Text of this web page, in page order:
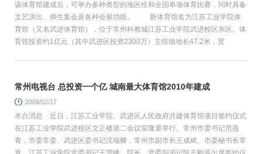
该体育馆建成后，可举办多种类型的地区性和全国单项体育比赛，同时具备
文艺演出、师生集会及各种会展功能。 新体育馆名为江苏工业学院体
育馆（又名武进体育馆），位于常州科教城江苏工业学院武进校区东区。体
育馆投资约1亿元（其中武进区投资2300万）主馆场地长47.2米，宽
常州电视台 总投资一个亿 城南最大体育馆2010年建成
2009/02/17
本台消息 近日，江苏工业学院、武进区人民政府共建体育馆项目签约仪式
在江苏工业学院武进校区文正楼第二会议室隆重举行。常州市委书记范燕
青，市委常委、武进区委书记沈瑞卿，常州市副市长王成斌、市委秘书长常